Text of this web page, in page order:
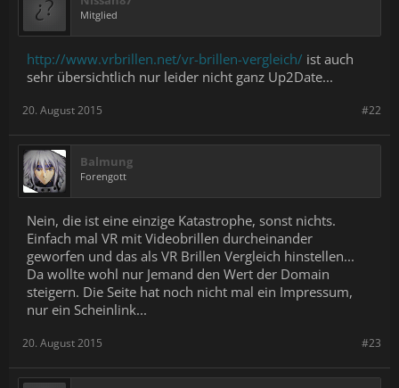
Mitglied
http://www.vrbrillen.net/vr-brillen-vergleich/ ist auch
sehr übersichtlich nur leider nicht ganz Up2Date...
#22
20. August 2015
Balmung
Forengott
Nein, die ist eine einzige Katastrophe, sonst nichts.
Einfach mal VR mit Videobrillen durcheinander
geworfen und das als VR Brillen Vergleich hinstellen...
Da wollte wohl nur Jemand den Wert der Domain
steigern. Die Seite hat noch nicht mal ein Impressum,
nur ein Scheinlink...
#23
20. August 2015